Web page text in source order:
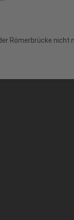
Römerbrücke nicht